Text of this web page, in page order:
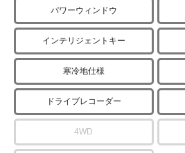
パワーウィンドウ
インテリジェントキー
寒冷地仕様
ドライブレコーダー
4WD